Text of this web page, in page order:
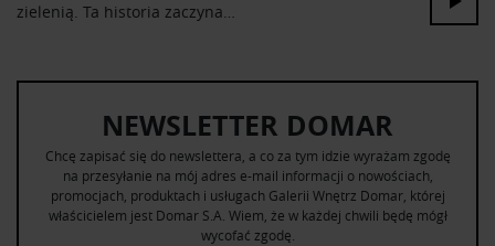
zielenią. Ta historia zaczyna…
NEWSLETTER DOMAR
Chcę zapisać się do newslettera, a co za tym idzie wyrażam zgodę
na przesyłanie na mój adres e-mail informacji o nowościach,
promocjach, produktach i usługach Galerii Wnętrz Domar, której
właścicielem jest Domar S.A. Wiem, że w każdej chwili będę mógł
wycofać zgodę.